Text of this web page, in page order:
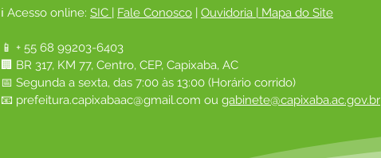
ℹ️ Acesso online: SIC Fale Conosco Ouvidoria Mapa do Site
📱 + 55 68 99203-6403
🏢 BR 317, KM 77, Centro, CEP, Capixaba, AC
📅 Segunda a sexta, das 7:00 às 13:00 (Horário corrido)
📧 prefeitura.capixabaac@gmail.com ou gabinete@capixaba.ac.gov.br